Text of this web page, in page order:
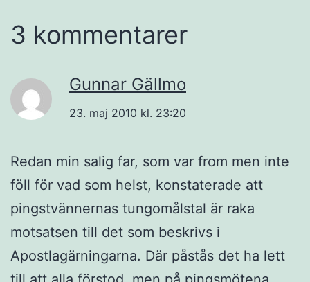
3 kommentarer
Gunnar Gällmo
23. maj 2010 kl. 23:20
Redan min salig far, som var from men inte
föll för vad som helst, konstaterade att
pingstvännernas tungomålstal är raka
motsatsen till det som beskrivs i
Apostlagärningarna. Där påstås det ha lett